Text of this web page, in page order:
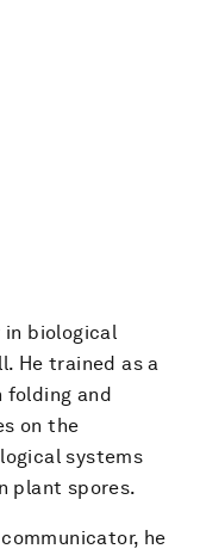
in biological
He trained as a
folding and
on the
systems
plant spores.
he